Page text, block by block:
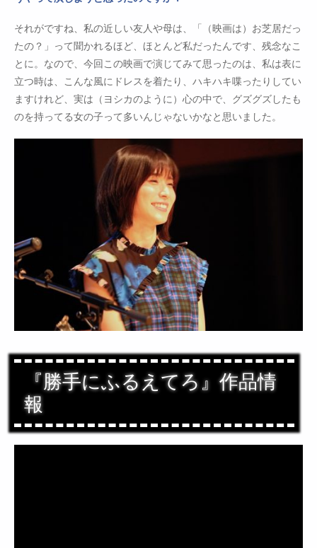
それがですね、私の近しい友人や母は、「（映画は）お芝居だっ
たの？」って聞かれるほど、ほとんど私だったんです、残念なこ
とに。なので、今回この映画で演じてみて思ったのは、私は表に
立つ時は、こんな風にドレスを着たり、ハキハキ喋ったりしてい
ますけれど、実は（ヨシカのように）心の中で、グズグズしたも
のを持ってる女の子って多いんじゃないかなと思いました。
『勝手にふるえてろ』作品情
報